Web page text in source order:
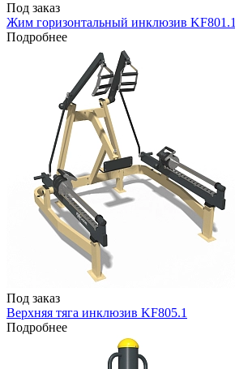
Под заказ
Жим горизонтальный инклюзив KF801.1
Подробнее
Под заказ
Верхняя тяга инклюзив KF805.1
Подробнее